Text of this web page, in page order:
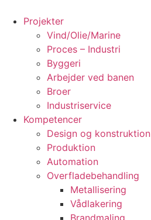
Projekter
Vind/Olie/Marine
Proces – Industri
Byggeri
Arbejder ved banen
Broer
Industriservice
Kompetencer
Design og konstruktion
Produktion
Automation
Overfladebehandling
Metallisering
Vådlakering
Brandmaling